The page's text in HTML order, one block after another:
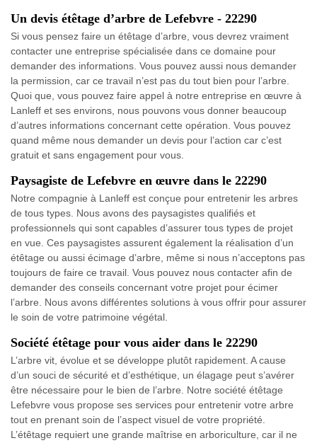
Un devis étêtage d’arbre de Lefebvre - 22290
Si vous pensez faire un étêtage d’arbre, vous devrez vraiment
contacter une entreprise spécialisée dans ce domaine pour
demander des informations. Vous pouvez aussi nous demander
la permission, car ce travail n’est pas du tout bien pour l’arbre.
Quoi que, vous pouvez faire appel à notre entreprise en œuvre à
Lanleff et ses environs, nous pouvons vous donner beaucoup
d’autres informations concernant cette opération. Vous pouvez
quand même nous demander un devis pour l’action car c’est
gratuit et sans engagement pour vous.
Paysagiste de Lefebvre en œuvre dans le 22290
Notre compagnie à Lanleff est conçue pour entretenir les arbres
de tous types. Nous avons des paysagistes qualifiés et
professionnels qui sont capables d’assurer tous types de projet
en vue. Ces paysagistes assurent également la réalisation d’un
étêtage ou aussi écimage d’arbre, même si nous n’acceptons pas
toujours de faire ce travail. Vous pouvez nous contacter afin de
demander des conseils concernant votre projet pour écimer
l’arbre. Nous avons différentes solutions à vous offrir pour assurer
le soin de votre patrimoine végétal.
Société étêtage pour vous aider dans le 22290
L’arbre vit, évolue et se développe plutôt rapidement. A cause
d’un souci de sécurité et d’esthétique, un élagage peut s’avérer
être nécessaire pour le bien de l’arbre. Notre société étêtage
Lefebvre vous propose ses services pour entretenir votre arbre
tout en prenant soin de l’aspect visuel de votre propriété.
L’étêtage requiert une grande maîtrise en arboriculture, car il ne